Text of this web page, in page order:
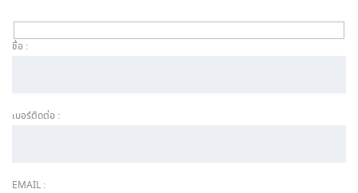
ชื่อ :
เบอร์ติดต่อ :
EMAIL :